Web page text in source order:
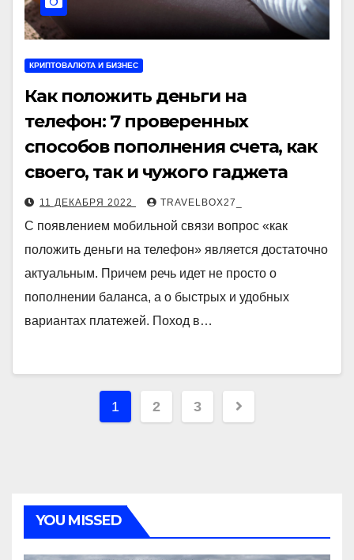
КРИПТОВАЛЮТА И БИЗНЕС
Как положить деньги на
телефон: 7 проверенных
способов пополнения счета, как
своего, так и чужого гаджета
11 ДЕКАБРЯ 2022 TRAVELBOX27_
С появлением мобильной связи вопрос «как
положить деньги на телефон» является достаточно
актуальным. Причем речь идет не просто о
пополнении баланса, а о быстрых и удобных
вариантах платежей. Поход в…
Пагинация
1 2 3
YOU MISSED